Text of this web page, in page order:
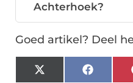
Achterhoek?
Goed artikel? Deel
X